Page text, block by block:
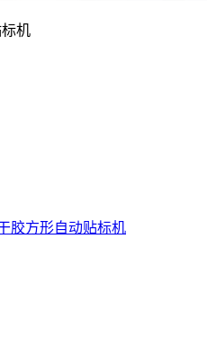
机
胶方形自动贴标机